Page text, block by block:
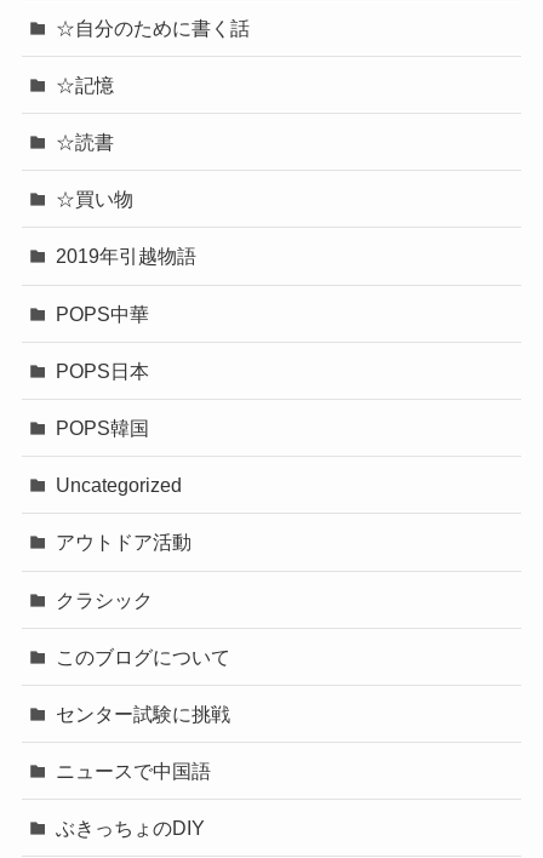
☆自分のために書く話
☆記憶
☆読書
☆買い物
2019年引越物語
POPS中華
POPS日本
POPS韓国
Uncategorized
アウトドア活動
クラシック
このブログについて
センター試験に挑戦
ニュースで中国語
ぶきっちょのDIY